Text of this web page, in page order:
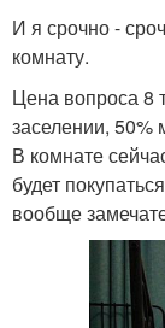
И я срочно -
комнату.
Цена вопроса 8
заселении, 50%
В комнате
будет
вообще